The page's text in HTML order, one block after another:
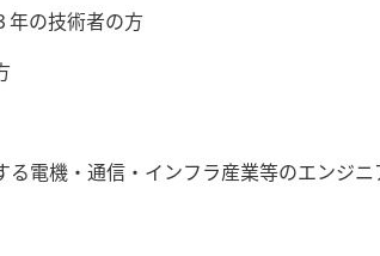
年の技術者の方
電機・通信・インフラ産業等のエンジニ